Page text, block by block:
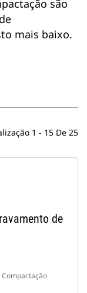
são
mais baixo.
1 - 15 De 25
de